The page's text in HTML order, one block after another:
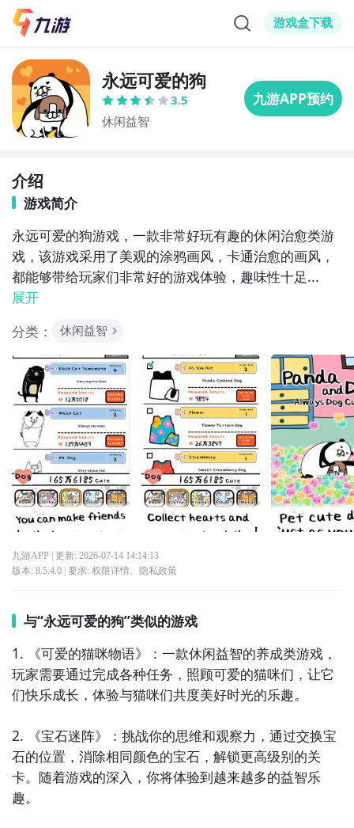
游戏盒下载
永远可爱的狗
3.5
休闲益智
介绍
游戏简介
永远可爱的狗游戏，一款非常好玩有趣的休闲治愈类游
戏，该游戏采用了美观的涂鸦画风，卡通治愈的画风，
都能够带给玩家们非常好的游戏体验，趣味性十足...
展开
分类：
休闲益智
九游APP | 更新: 2026-07-14 14:14:13
版本: 8.5.4.0| 要求: 权限详情、 隐私政策
与“永远可爱的狗”类似的游戏
1. 《可爱的猫咪物语》：一款休闲益智的养成类游戏，
玩家需要通过完成各种任务，照顾可爱的猫咪们，让它
们快乐成长，体验与猫咪们共度美好时光的乐趣。
2. 《宝石迷阵》：挑战你的思维和观察力，通过交换宝
石的位置，消除相同颜色的宝石，解锁更高级别的关
卡。随着游戏的深入，你将体验到越来越多的益智乐
趣。